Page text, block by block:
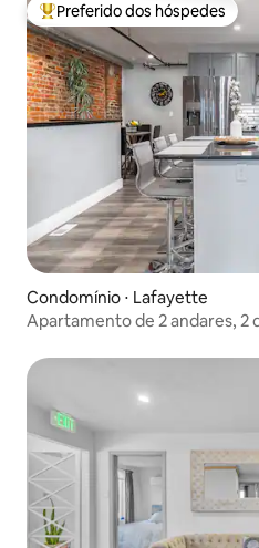
Entre os melhores preferidos
Preferido dos hóspedes
Condomínio ⋅ Lafayette
Apartamento de 2 andares, 2